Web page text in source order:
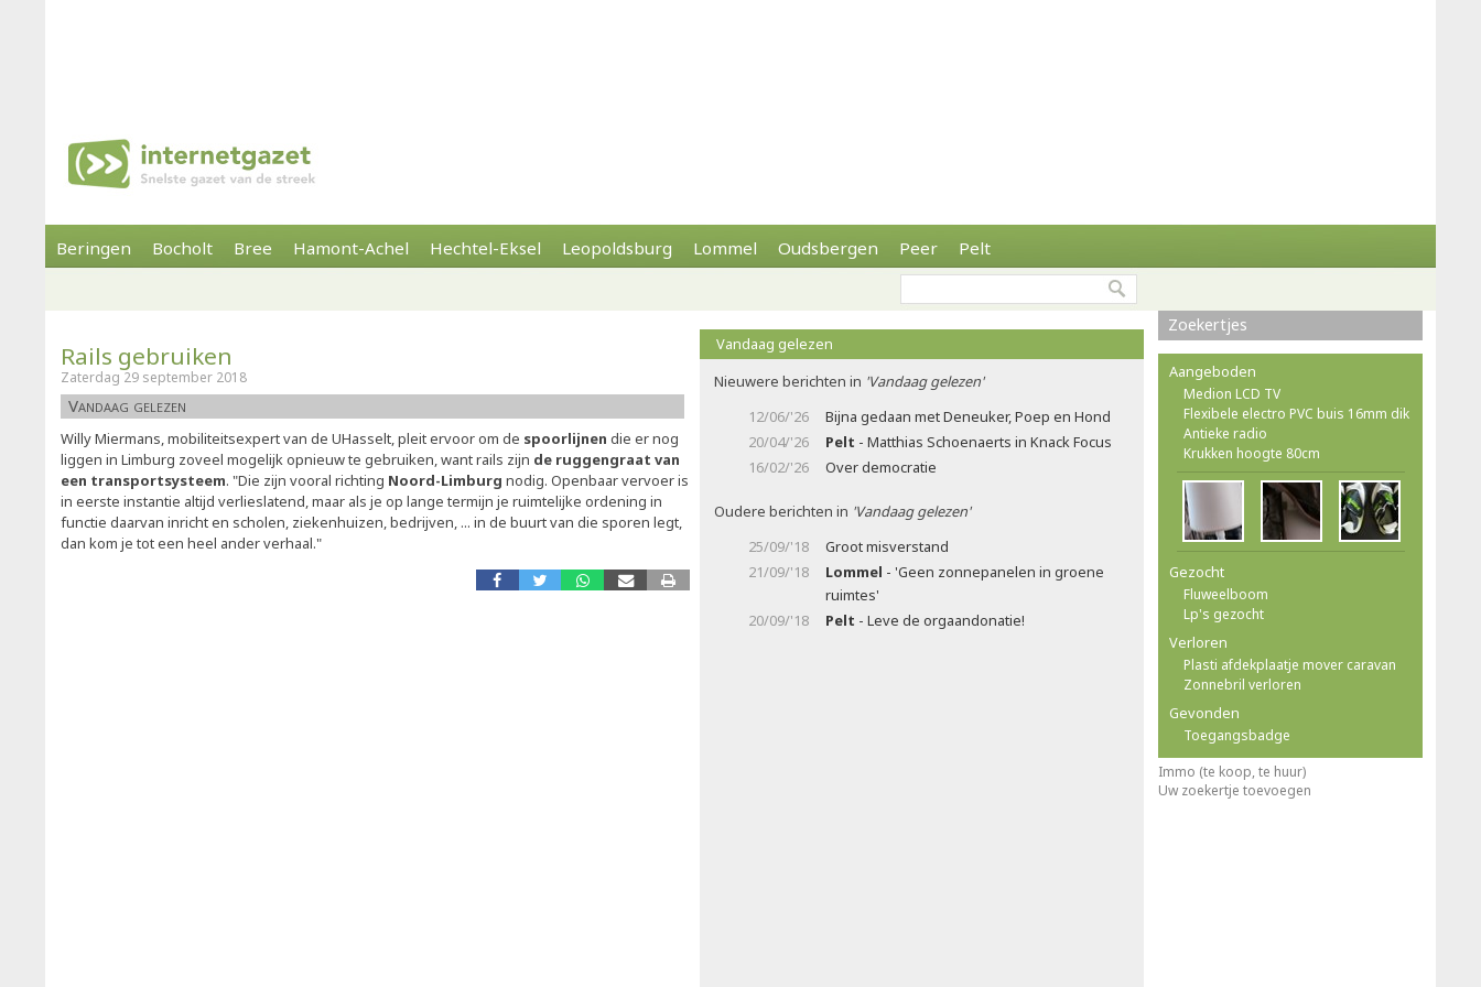
Beringen Bocholt Bree Hamont-Achel Hechtel-Eksel Leopoldsburg Lommel Oudsbergen Peer Pelt
Rails gebruiken
Zaterdag 29 september 2018
Vandaag gelezen
Willy Miermans, mobiliteitsexpert van de UHasselt, pleit ervoor om de spoorlijnen die er nog
liggen in Limburg zoveel mogelijk opnieuw te gebruiken, want rails zijn de ruggengraat van
een transportsysteem. "Die zijn vooral richting Noord-Limburg nodig. Openbaar vervoer is
in eerste instantie altijd verlieslatend, maar als je op lange termijn je ruimtelijke ordening in
functie daarvan inricht en scholen, ziekenhuizen, bedrijven, ... in de buurt van die sporen legt,
dan kom je tot een heel ander verhaal."
Vandaag gelezen
Nieuwere berichten in 'Vandaag gelezen'
12/06/'26
Bijna gedaan met Deneuker, Poep en Hond
20/04/'26
Pelt - Matthias Schoenaerts in Knack Focus
16/02/'26
Over democratie
Oudere berichten in 'Vandaag gelezen'
25/09/'18
Groot misverstand
21/09/'18
Lommel - 'Geen zonnepanelen in groene
ruimtes'
20/09/'18
Pelt - Leve de orgaandonatie!
Zoekertjes
Aangeboden
Medion LCD TV
Flexibele electro PVC buis 16mm dik
Antieke radio
Krukken hoogte 80cm
Gezocht
Fluweelboom
Lp's gezocht
Verloren
Plasti afdekplaatje mover caravan
Zonnebril verloren
Gevonden
Toegangsbadge
Immo (te koop, te huur)
Uw zoekertje toevoegen